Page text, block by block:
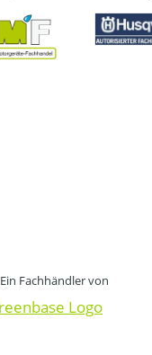
Ein Fachhändler von